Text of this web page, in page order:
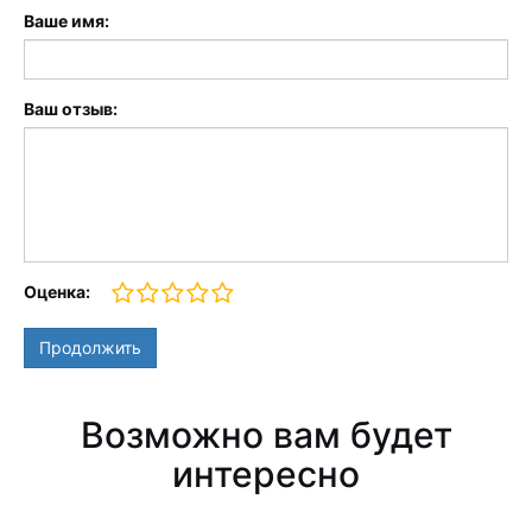
Ваше имя:
Ваш отзыв:
Оценка:
Продолжить
Возможно вам будет
интересно